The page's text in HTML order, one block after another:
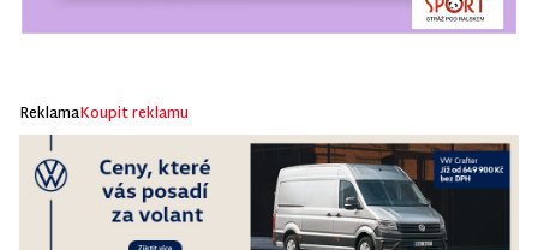
ReklamaKoupit reklamu